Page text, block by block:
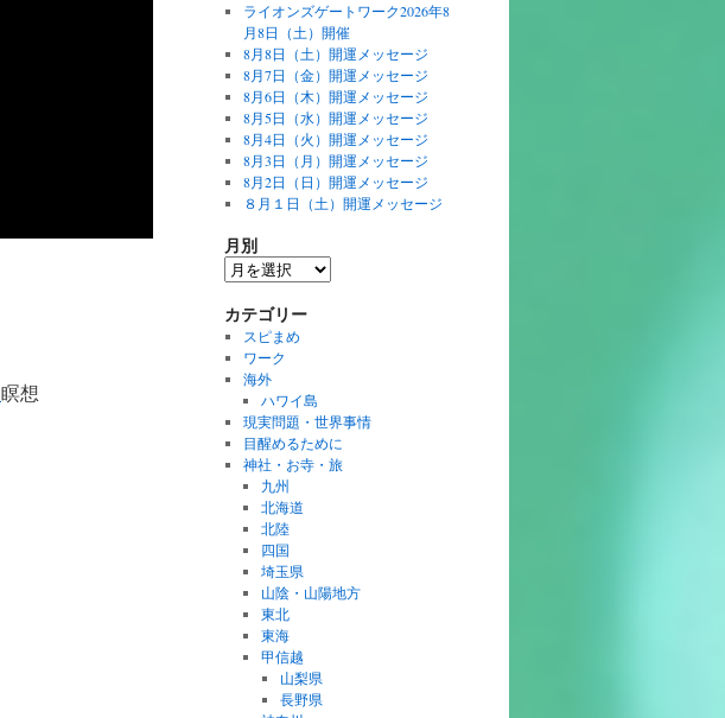
瞑想
ライオンズゲートワーク2026年8
月8日（土）開催
8月8日（土）開運メッセージ
8月7日（金）開運メッセージ
8月6日（木）開運メッセージ
8月5日（水）開運メッセージ
8月4日（火）開運メッセージ
8月3日（月）開運メッセージ
8月2日（日）開運メッセージ
８月１日（土）開運メッセージ
月別
月
別
カテゴリー
スピまめ
ワーク
海外
ハワイ島
現実問題・世界事情
目醒めるために
神社・お寺・旅
九州
北海道
北陸
四国
埼玉県
山陰・山陽地方
東北
東海
甲信越
山梨県
長野県